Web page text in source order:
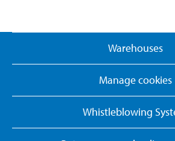
Warehouses
Manage cookies
Whistleblowing